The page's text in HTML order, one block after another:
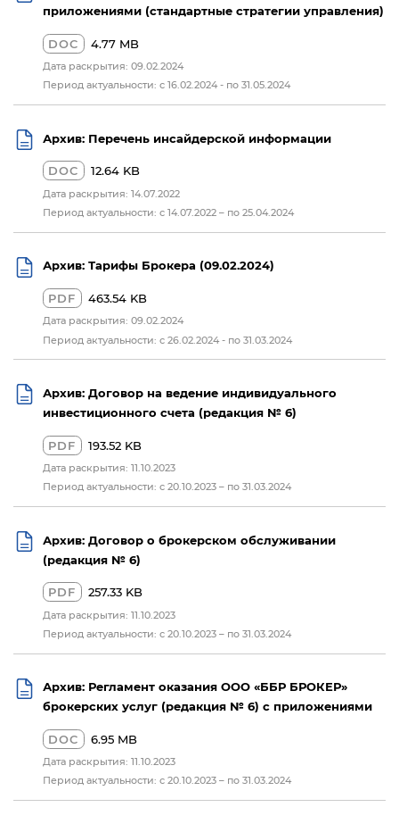
приложениями (стандартные стратегии управления)
DOC 4.77 MB
Дата раскрытия: 09.02.2024
Период актуальности: с 16.02.2024 - по 31.05.2024
Архив: Перечень инсайдерской информации
DOC 12.64 KB
Дата раскрытия: 14.07.2022
Период актуальности: с 14.07.2022 – по 25.04.2024
Архив: Тарифы Брокера (09.02.2024)
PDF 463.54 KB
Дата раскрытия: 09.02.2024
Период актуальности: с 26.02.2024 - по 31.03.2024
Архив: Договор на ведение индивидуального
инвестиционного счета (редакция № 6)
PDF 193.52 KB
Дата раскрытия: 11.10.2023
Период актуальности: с 20.10.2023 – по 31.03.2024
Архив: Договор о брокерском обслуживании
(редакция № 6)
PDF 257.33 KB
Дата раскрытия: 11.10.2023
Период актуальности: с 20.10.2023 – по 31.03.2024
Архив: Регламент оказания ООО «ББР БРОКЕР»
брокерских услуг (редакция № 6) с приложениями
DOC 6.95 MB
Дата раскрытия: 11.10.2023
Период актуальности: с 20.10.2023 – по 31.03.2024